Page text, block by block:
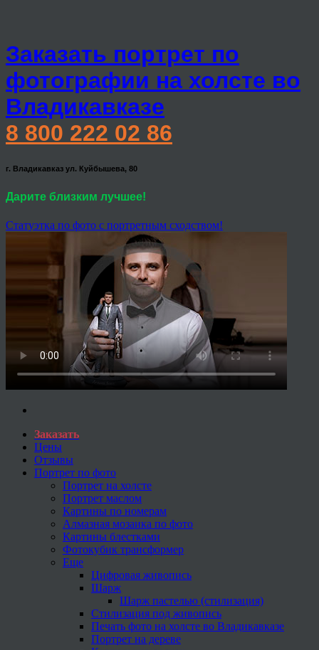
Заказать портрет по
фотографии на холсте во
Владикавказе
8 800 222 02 86
г. Владикавказ ул. Куйбышева, 80
Дарите близким лучшее!
Статуэтка по фото с портретным сходством!
Заказать
Цены
Отзывы
Портрет по фото
Портрет на холсте
Портрет маслом
Картины по номерам
Алмазная мозаика по фото
Картины блестками
Фотокубик трансформер
Еще
Цифровая живопись
Шарж
Шарж пастелью (стилизация)
Стилизация под живопись
Печать фото на холсте во Владикавказе
Портрет на дереве